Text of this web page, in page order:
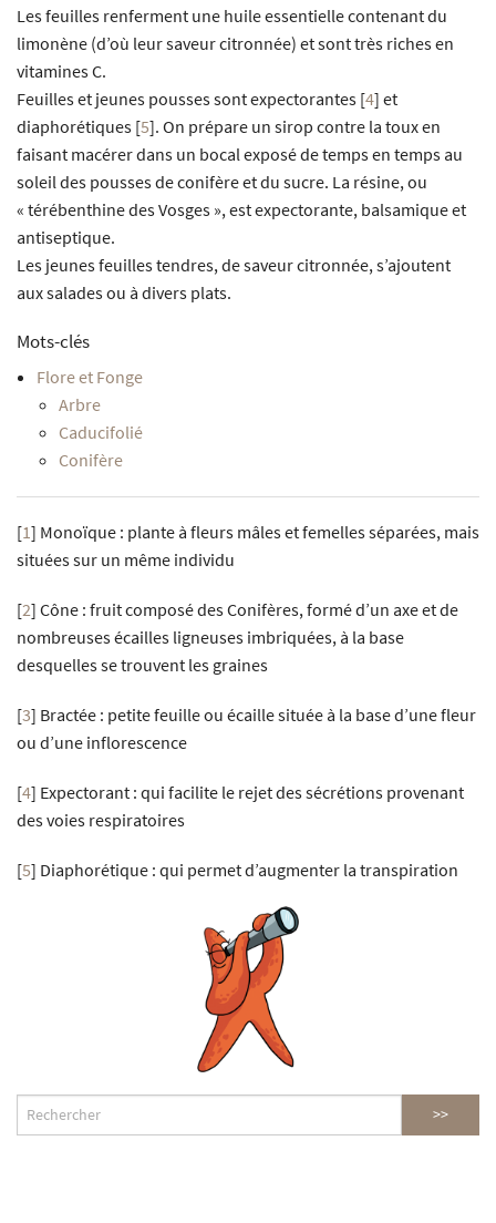
Les feuilles renferment une huile essentielle contenant du
limonène (d’où leur saveur citronnée) et sont très riches en
vitamines C.
Feuilles et jeunes pousses sont expectorantes [4] et
diaphorétiques [5]. On prépare un sirop contre la toux en
faisant macérer dans un bocal exposé de temps en temps au
soleil des pousses de conifère et du sucre. La résine, ou
« térébenthine des Vosges », est expectorante, balsamique et
antiseptique.
Les jeunes feuilles tendres, de saveur citronnée, s’ajoutent
aux salades ou à divers plats.
Mots-clés
Flore et Fonge
Arbre
Caducifolié
Conifère
[1] Monoïque : plante à fleurs mâles et femelles séparées, mais
situées sur un même individu
[2] Cône : fruit composé des Conifères, formé d’un axe et de
nombreuses écailles ligneuses imbriquées, à la base
desquelles se trouvent les graines
[3] Bractée : petite feuille ou écaille située à la base d’une fleur
ou d’une inflorescence
[4] Expectorant : qui facilite le rejet des sécrétions provenant
des voies respiratoires
[5] Diaphorétique : qui permet d’augmenter la transpiration